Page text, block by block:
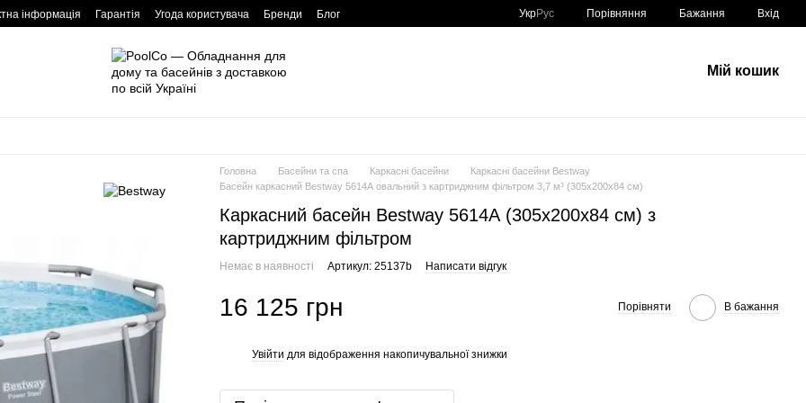
інформація Гарантія Угода користувача Бренди Блог УкрРус Порівняння Бажання Вхід
Мій кошик
Головна Басейни та спа Каркасні басейни
Каркасні басейни Bestway
Басейн каркасний Bestway 5614А овальний з картриджним фільтром 3,7 м³ (305x200x84 см)
Каркасний басейн Bestway 5614А (305х200х84 см) з
картриджним фільтром
Немає в наявності Артикул: 25137b Написати відгук
16 125 грн Порівняти В бажання
Увійти для відображення накопичувальної знижки